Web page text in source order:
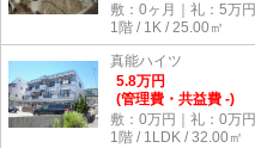
敷：0ヶ月｜礼：5万円
1階 / 1K / 25.00㎡
真能ハイツ
5.8万円
(管理費・共益費 -)
敷：0万円｜礼：0万円
1階 / 1LDK / 32.00㎡